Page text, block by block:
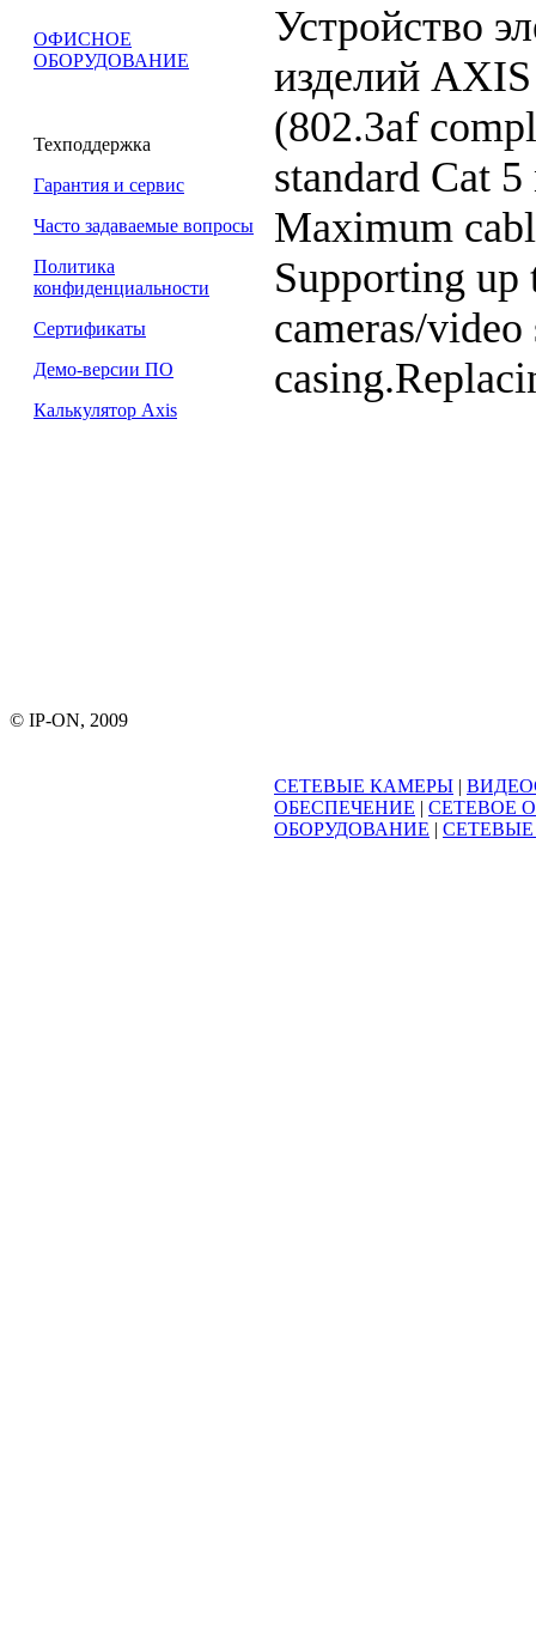
ОФИСНОЕ
ОБОРУДОВАНИЕ
Техподдержка
Гарантия и сервис
Часто задаваемые вопросы
Политика
конфиденциальности
Сертификаты
Демо-версии ПО
Калькулятор Axis
Устройство
изделий
(802.3af
standard Cat
Maximum
Supporting
cameras/
© IP-ON, 2009
СЕТЕВЫЕ КАМЕРЫ |
ОБЕСПЕЧЕНИЕ | СЕТЕВОЕ
ОБОРУДОВАНИЕ |